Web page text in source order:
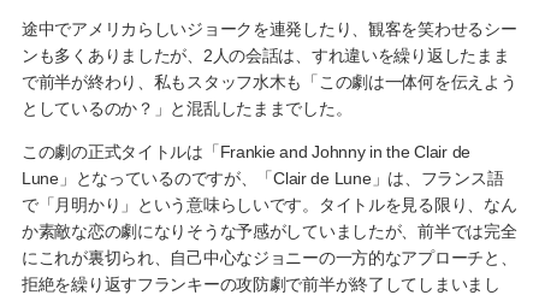
途中でアメリカらしいジョークを連発したり、観客を笑わせるシー
ンも多くありましたが、2人の会話は、すれ違いを繰り返したまま
で前半が終わり、私もスタッフ水木も「この劇は一体何を伝えよう
としているのか？」と混乱したままでした。
この劇の正式タイトルは「Frankie and Johnny in the Clair de
Lune」となっているのですが、「Clair de Lune」は、フランス語
で「月明かり」という意味らしいです。タイトルを見る限り、なん
か素敵な恋の劇になりそうな予感がしていましたが、前半では完全
にこれが裏切られ、自己中心なジョニーの一方的なアプローチと、
拒絶を繰り返すフランキーの攻防劇で前半が終了してしまいまし